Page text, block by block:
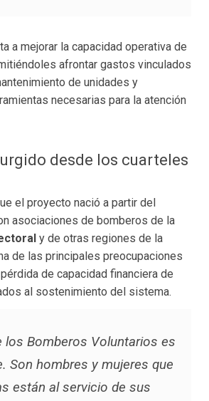
a mejorar la capacidad operativa de
afrontar gastos vinculados
de unidades y
necesarias para la atención
desde los cuarteles
el proyecto nació a partir del
asociaciones de bomberos de la
y de otras regiones de la
de las principales preocupaciones
de capacidad financiera de
al sostenimiento del sistema.
los Bomberos Voluntarios es
Son hombres y mujeres que
están al servicio de sus